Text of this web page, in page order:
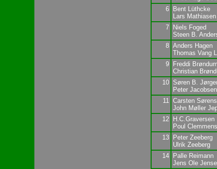
6
Bent Lüthcke
Lars Mathiasen
7
Niels Foged
Steen B.
8 Anders Hagen
Thomas Vang
9
Freddi
Christian
10
Søren B.
Peter Jacobsen
11
Carsten
John Møller
12
H.C.Graversen
Poul
13
Peter Zeeberg
Ulrik Zeeberg
14
Palle Reimann
Jens Ole